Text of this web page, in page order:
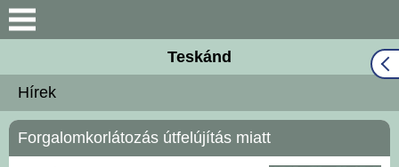
Keresés
Közös Önkormányzati
Hivatal
Naptár
Teskánd
Hírek
Forgalomkorlátozás útfelújítás miatt